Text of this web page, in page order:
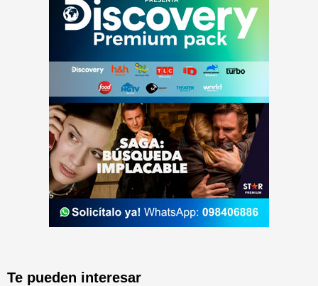
Te pueden interesar